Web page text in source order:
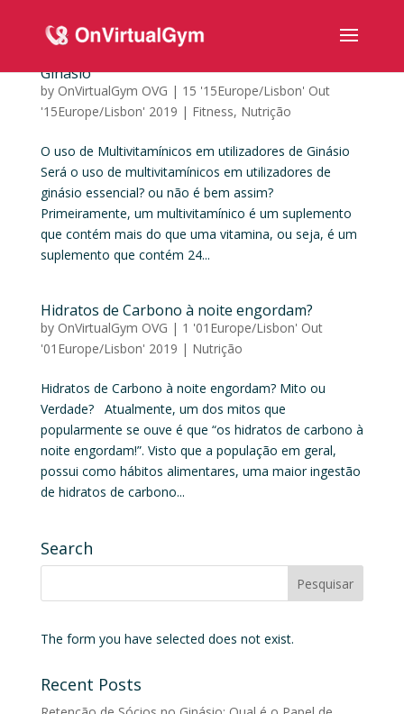
Ginásio
by OnVirtualGym OVG | 15 '15Europe/Lisbon' Out
'15Europe/Lisbon' 2019 | Fitness, Nutrição
O uso de Multivitamínicos em utilizadores de Ginásio
Será o uso de multivitamínicos em utilizadores de
ginásio essencial? ou não é bem assim?
Primeiramente, um multivitamínico é um suplemento
que contém mais do que uma vitamina, ou seja, é um
suplemento que contém 24...
Hidratos de Carbono à noite engordam?
by OnVirtualGym OVG | 1 '01Europe/Lisbon' Out
'01Europe/Lisbon' 2019 | Nutrição
Hidratos de Carbono à noite engordam? Mito ou
Verdade? Atualmente, um dos mitos que
popularmente se ouve é que “os hidratos de carbono à
noite engordam!”. Visto que a população em geral,
possui como hábitos alimentares, uma maior ingestão
de hidratos de carbono...
Search
The form you have selected does not exist.
Recent Posts